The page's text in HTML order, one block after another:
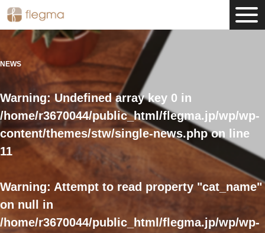
NEWS
Warning: Undefined array key 0 in
/home/r3670044/public_html/flegma.jp/wp/wp-
content/themes/stw/single-news.phpon line
11
Warning: Attempt to read property "cat_name"
on null in
/home/r3670044/public_html/flegma.jp/wp/wp-